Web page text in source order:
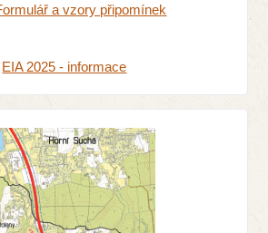
a vzory připomínek
EIA 2025 - informace